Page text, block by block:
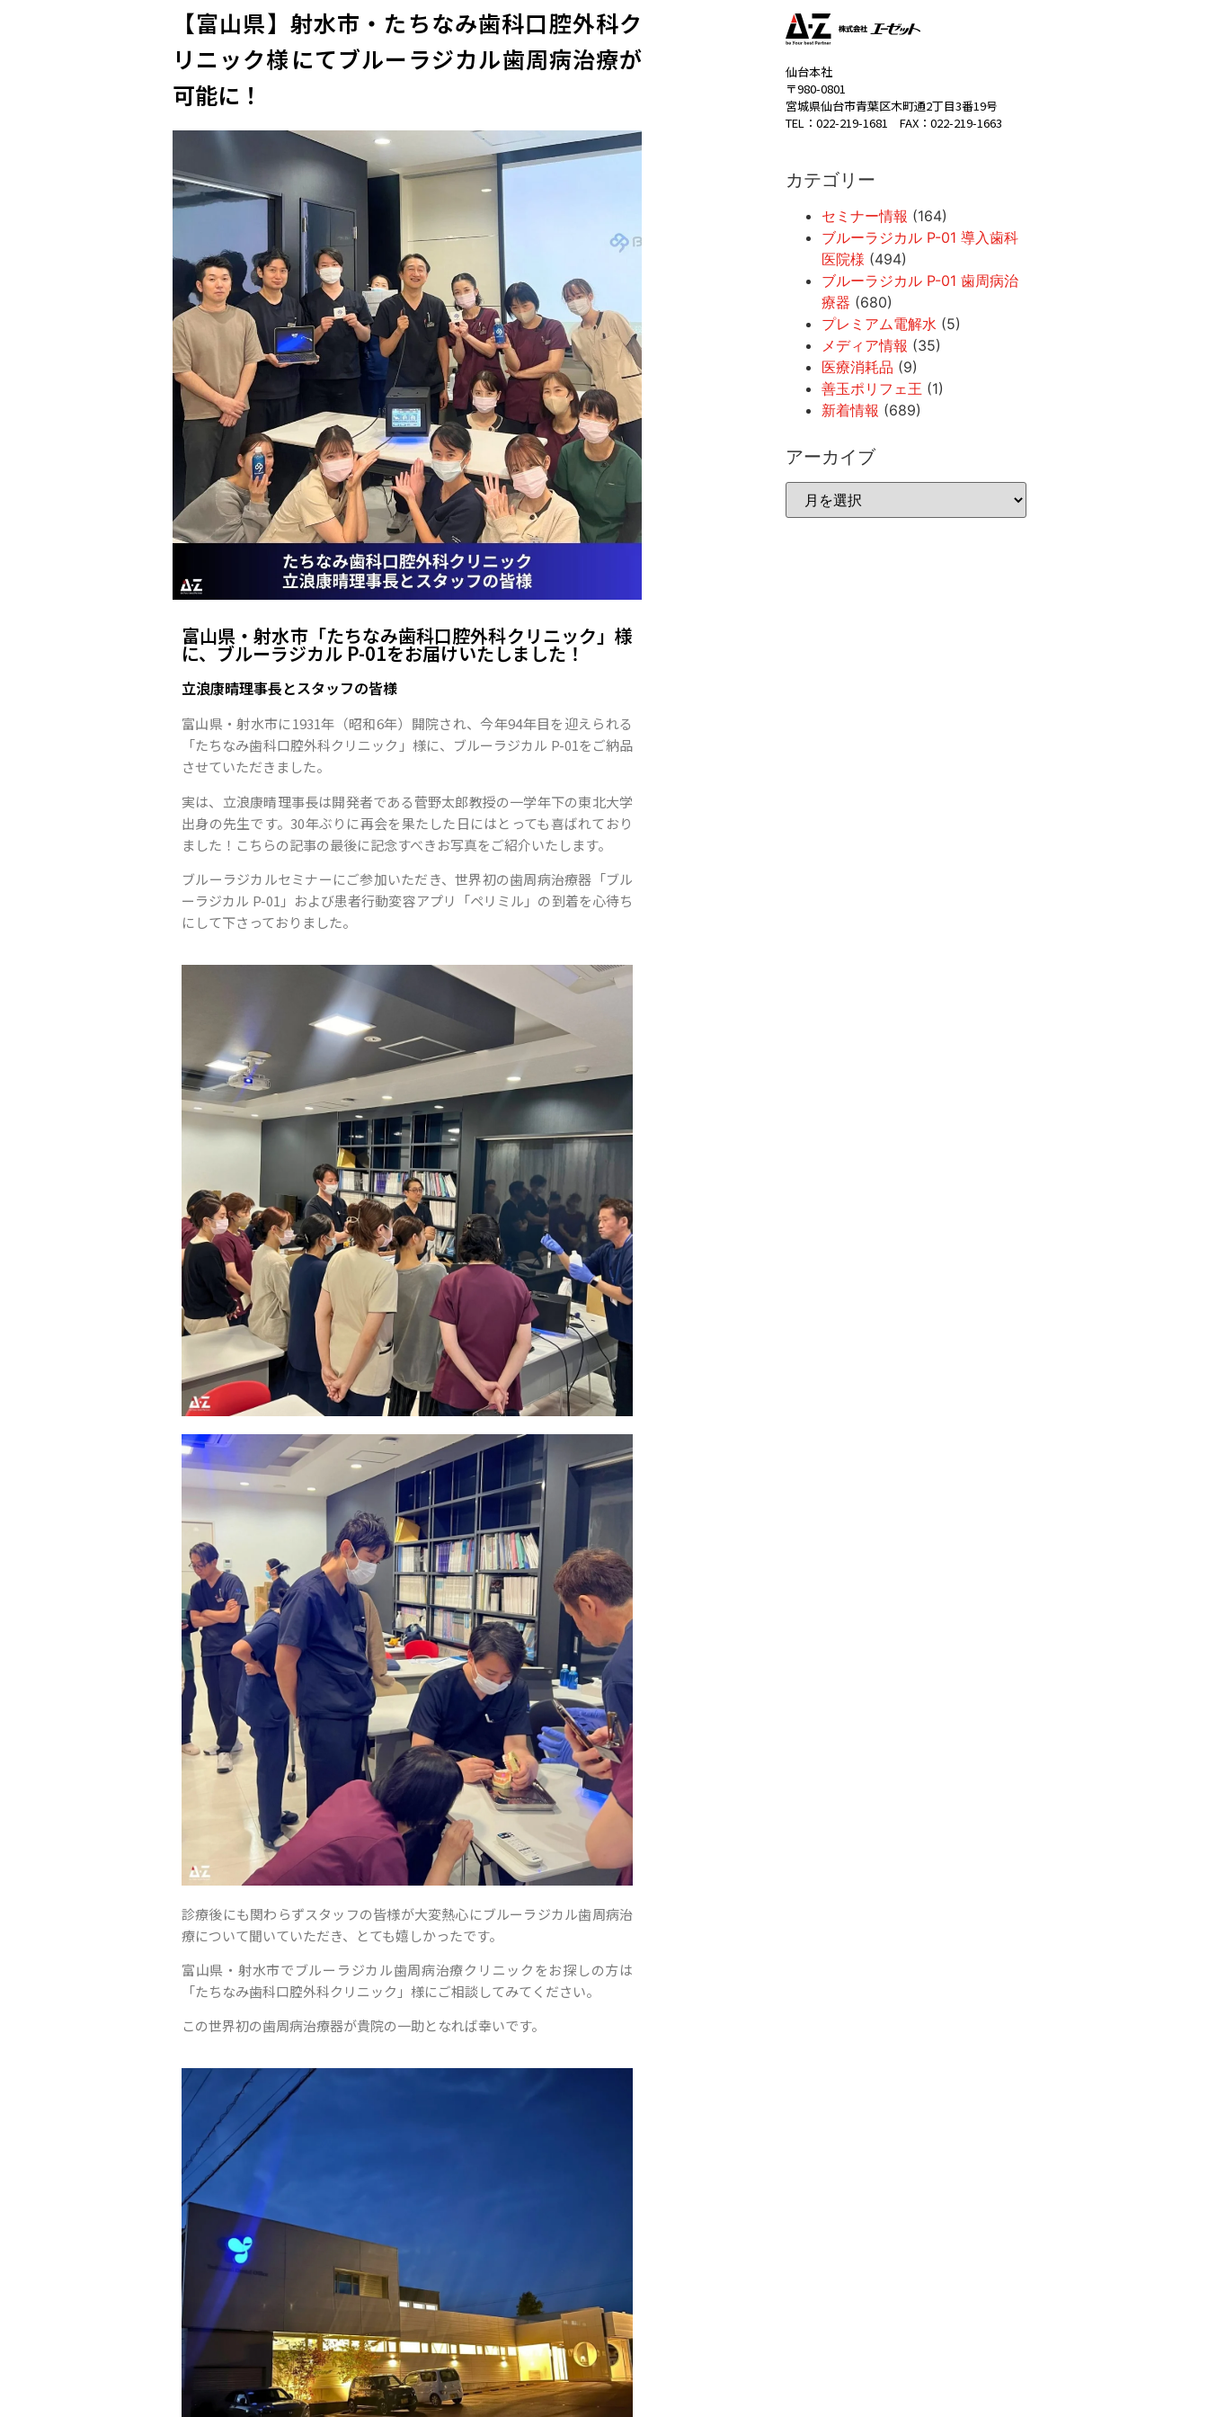
【富山県】射水市・たちなみ歯科口腔外科ク
リニック様​にてブルーラジカル歯周病治療が
可能に！
富山県・射水市「たちなみ歯科口腔外科クリニック」様
に、ブルーラジカル P-01をお届けいたしました！
立浪康晴理事長とスタッフの皆様
富山県・射水市に1931年（昭和6年）開院され、今年94年目を迎えられる
「たちなみ歯科口腔外科クリニック」様に、ブルーラジカル P-01をご納品
させていただきました。
実は、立浪康晴理事長は開発者である菅野太郎教授の一学年下の東北大学
出身の先生です。30年ぶりに再会を果たした日にはとっても喜ばれており
ました！こちらの記事の最後に記念すべきお写真をご紹介いたします。
ブルーラジカルセミナーにご参加いただき、世界初の歯周病治療器「ブル
ーラジカル P-01」および患者行動変容アプリ「ペリミル」の到着を心待ち
にして下さっておりました。
診療後にも関わらずスタッフの皆様が大変熱心にブルーラジカル歯周病治
療について聞いていただき、とても嬉しかったです。
富山県・射水市でブルーラジカル歯周病治療クリニックをお探しの方は
「たちなみ歯科口腔外科クリニック」様にご相談してみてください。
この世界初の歯周病治療器が貴院の一助となれば幸いです。
仙台本社
〒980-0801
宮城県仙台市青葉区木町通2丁目3番19号
TEL：022-219-1681 FAX：022-219-1663
カテゴリー
セミナー情報 (164)
ブルーラジカル P-01 導入歯科
医院様 (494)
ブルーラジカル P-01 歯周病治
療器 (680)
プレミアム電解水 (5)
メディア情報 (35)
医療消耗品 (9)
善玉ポリフェ王 (1)
新着情報 (689)
アーカイブ